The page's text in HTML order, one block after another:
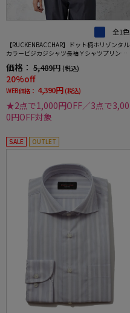
全1色
【RUCKENBACCHAR】ドット柄ホリゾンタル
カラービジカジシャツ長袖Ｙシャツプリント
価格： 5,489円 (税込)
20%off
WEB価格： 4,390円 (税込)
★2点で1,000円OFF／3点で3,00
0円OFF対象
SALE OUTLET